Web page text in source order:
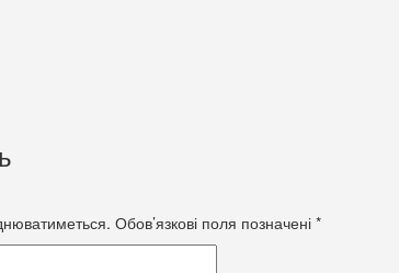
Обов’язкові поля позначені *